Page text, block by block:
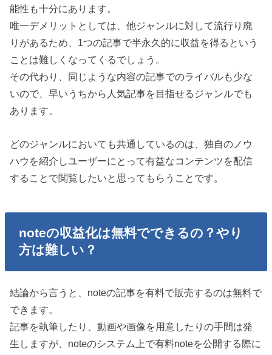
能性も十分にあります。
唯一デメリットとしては、他ジャンルに対して流行り廃
りがあるため、1つの記事で半永久的に収益を得るという
ことは難しくなってくるでしょう。
その代わり、同じような内容の記事でのライバルも少な
いので、早いうちから人気記事を目指せるジャンルでも
あります。
どのジャンルにおいても共通しているのは、独自のノウ
ハウを紹介しユーザーにとって有益なコンテンツを配信
することで閲覧したいと思ってもらうことです。
noteの収益化は無料でできるの？やり
方は難しい？
結論から言うと、noteの記事を有料で販売するのは無料で
できます。
記事を執筆したり、動画や画像を用意したりの手間は発
生しますが、noteのシステム上で有料noteを公開する際に